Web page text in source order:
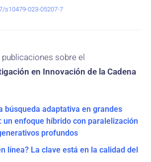
s10479-023-05207-7
sobre el
en Innovación de la Cadena
búsqueda adaptativa en grandes
un enfoque híbrido con paralelización
profundos
línea? La clave está en la calidad del